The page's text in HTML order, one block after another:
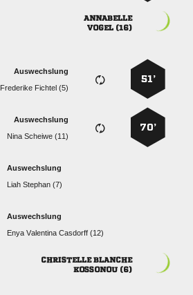

 
51’
Auswechslung
  
70’
Auswechslung
  
Auswechslung
  
Auswechslung
   
 
 